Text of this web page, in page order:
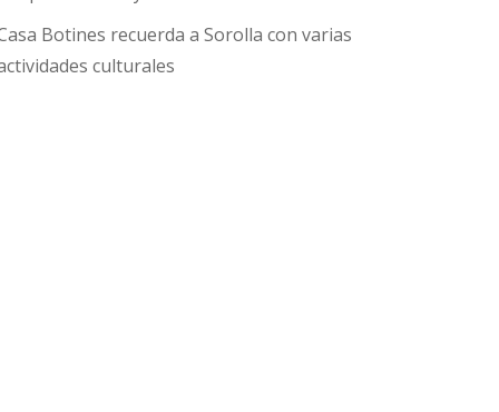
Botines recuerda a Sorolla con varias
culturales